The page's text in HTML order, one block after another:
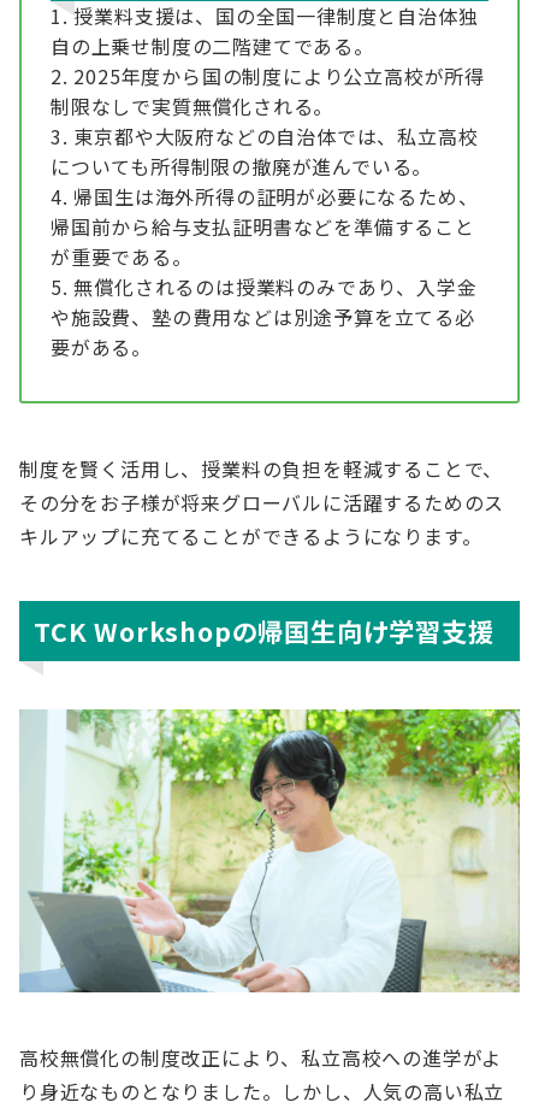
授業料支援は、国の全国一律制度と自治体独
自の上乗せ制度の二階建てである。
2025年度から国の制度により公立高校が所得
制限なしで実質無償化される。
東京都や大阪府などの自治体では、私立高校
についても所得制限の撤廃が進んでいる。
帰国生は海外所得の証明が必要になるため、
帰国前から給与支払証明書などを準備すること
が重要である。
無償化されるのは授業料のみであり、入学金
や施設費、塾の費用などは別途予算を立てる必
要がある。
制度を賢く活用し、授業料の負担を軽減することで、
その分をお子様が将来グローバルに活躍するためのス
キルアップに充てることができるようになります。
TCK Workshopの帰国生向け学習支援
高校無償化の制度改正により、私立高校への進学がよ
り身近なものとなりました。しかし、人気の高い私立